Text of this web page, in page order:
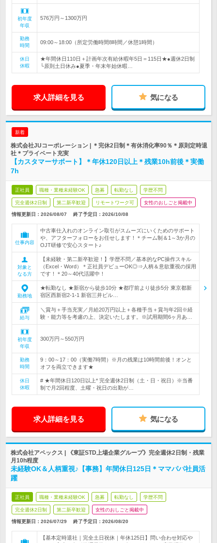
初年度
年収
576万円～1300万円
勤務
時間
09:00～18:00（所定労働時間8時間／休憩1時間）
休日
休暇
★年間休日110日＋計画年次有給休暇年5日＝115日★●週休2日制
└原則土日休み●夏季・年末年始休暇…
求人詳細を見る 気になる
新着
株式会社JUコーポレーション | ＊完休2日制＊有休消化率90％＊原則定時退
社＊プライベート充実
【カスタマーサポート】＊年休120日以上＊残業10h前後＊実働
7h
正社員 職種・業種未経験OK 急募 転勤なし 学歴不問
完全週休2日制 第二新卒歓迎 リモートワーク可 女性のおしごと掲載中
情報更新日：2026/08/07 終了予定日： 2026/10/08
仕事内容
中古車仕入れのオンライン取引がスムーズにいくためのサポート
や、アフターフォローをお任せします！＊チーム制＆1～3か月の
OJT研修で安心スタート♪
対象と
なる方
【未経験・第二新卒歓迎！】学歴不問／基本的なPC操作スキル
（Excel・Word）＊正社員デビューOK◎⇒人柄＆意欲重視の採用
です！＊20～40代活躍中！
勤務地
★転勤なし ★新宿から徒歩10分 ★都庁前より徒歩5分 東京都新
宿区西新宿2-1-1 新宿三井ビル…
給与
＼賞与＋手当充実／月給20万円以上＋各種手当＋賞与年2回※経
験・能力等を考慮の上、決定いたします。※試用期間6ヶ月あ…
初年度
年収
300万円～550万円
勤務
時間
9：00～17：00（実働7時間）※月の残業は10時間前後！オンと
オフを両立できます★
休日
休暇
# ★年間休日120日以上* 完全週休2日制（土・日・祝日）※当番
制で月2回程度、土曜・祝日の出勤が…
求人詳細を見る 気になる
株式会社アペックス | 《東証STD上場企業グループ》完全週休2日制・残業
月10h程度
未経験OK＆人柄重視♪【事務】年間休日125日＊ママパパ社員活
躍
正社員 職種・業種未経験OK 急募 転勤なし 学歴不問
完全週休2日制 第二新卒歓迎 女性のおしごと掲載中
情報更新日：2026/07/29 終了予定日： 2026/08/20
【基本定時退社｜完全土日祝休｜年休125日】問い合わせ対応や